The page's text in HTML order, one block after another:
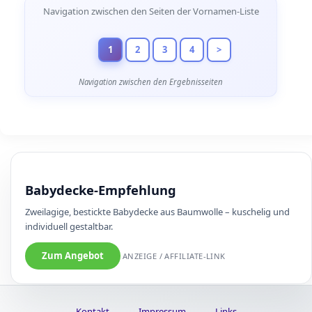
Seitennavigation
Navigation zwischen den Seiten der Vornamen-Liste
1 2 3 4 >
Navigation zwischen den Ergebnisseiten
Babydecke-Empfehlung
Zweilagige, bestickte Babydecke aus Baumwolle – kuschelig und
individuell gestaltbar.
Zum Angebot ANZEIGE / AFFILIATE-LINK